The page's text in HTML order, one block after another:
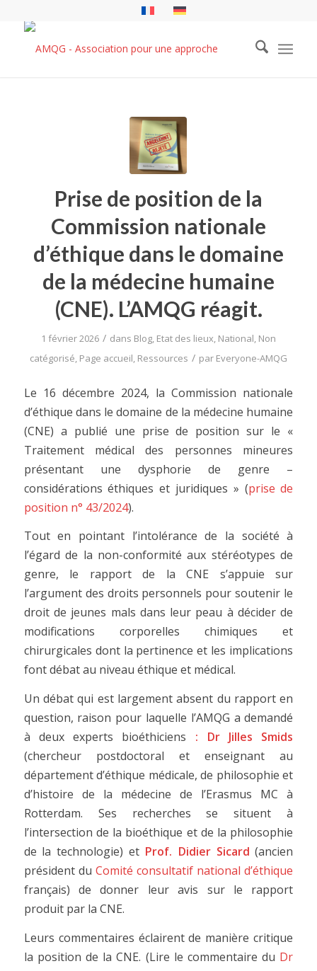
Prise de position de la
Commission nationale
d’éthique dans le domaine
de la médecine humaine
(CNE). L’AMQG réagit.
1 février 2026 / dans Blog, Etat des lieux, National, Non
catégorisé, Page accueil, Ressources / par Everyone-AMQG
Le 16 décembre 2024, la Commission nationale
d’éthique dans le domaine de la médecine humaine
(CNE) a publié une prise de position sur le «
Traitement médical des personnes mineures
présentant une dysphorie de genre –
considérations éthiques et juridiques » (prise de
position n° 43/2024).
Tout en pointant l’intolérance de la société à
l’égard de la non-conformité aux stéréotypes de
genre, le rapport de la CNE s’appuie sur
l’argument des droits personnels pour soutenir le
droit de jeunes mals dans leur peau à décider de
modifications corporelles chimiques et
chirurgicales dont la pertinence et les implications
font débat au niveau éthique et médical.
Un débat qui est largement absent du rapport en
question, raison pour laquelle l’AMQG a demandé
à deux experts bioéthiciens : Dr Jilles Smids
(chercheur postdoctoral et enseignant au
département d’éthique médicale, de philosophie et
d’histoire de la médecine de l’Erasmus MC à
Rotterdam. Ses recherches se situent à
l’intersection de la bioéthique et de la philosophie
de la technologie) et Prof. Didier Sicard (ancien
président du Comité consultatif national d’éthique
français) de donner leur avis sur le rapport
produit par la CNE.
Leurs commentaires éclairent de manière critique
la position de la CNE. (Lire le commentaire du Dr